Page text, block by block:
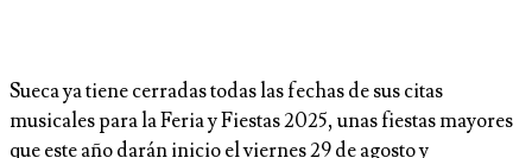
Sueca ya tiene cerradas todas las fechas de sus citas
musicales para la Feria y Fiestas 2025, unas fiestas mayores
que este año darán inicio el viernes 29 de agosto y